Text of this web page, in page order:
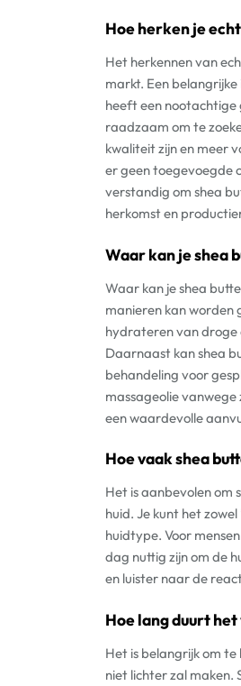
Hoe herken je
Het herkennen van
markt. Een
heeft een
raadzaam om te
kwaliteit zijn en meer
er geen toegevoegde
verstandig om shea
herkomst en
Waar kan je shea
Waar kan je shea
manieren kan worden
hydrateren van droge
Daarnaast kan shea
behandeling voor
massageolie
een waardevolle
Hoe vaak shea
Het is aanbevolen
huid. Je kunt het
huidtype. Voor
dag nuttig zijn om de
en luister naar de
Hoe lang duurt
Het is belangrijk om
niet lichter zal maken.